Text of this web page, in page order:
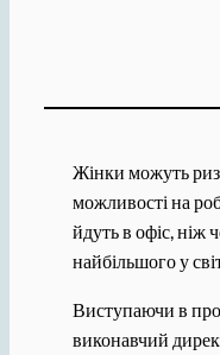
Жінки можуть
можливості на
йдуть в офіс, ніж
найбільшого у
Виступаючи в
виконавчий